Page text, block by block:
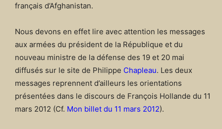
français d’Afghanistan.
Nous devons en effet lire avec attention les messages
aux armées du président de la République et du
nouveau ministre de la défense des 19 et 20 mai
diffusés sur le site de Philippe Chapleau. Les deux
messages reprennent d’ailleurs les orientations
présentées dans le discours de François Hollande du 11
mars 2012 (Cf. Mon billet du 11 mars 2012).